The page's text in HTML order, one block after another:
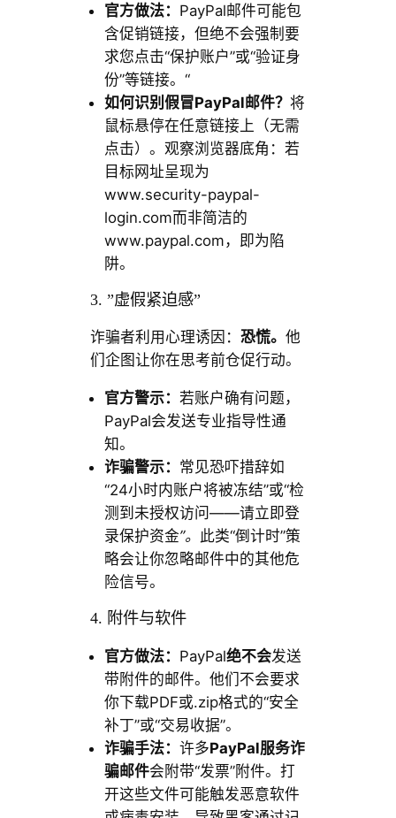
官方做法： PayPal邮件可能包
含促销链接，但绝不会强制要
求您点击“保护账户”或“验证身
份”等链接。“
如何识别假冒PayPal邮件？ 将
鼠标悬停在任意链接上（无需
点击）。观察浏览器底角：若
目标网址呈现为
www.security-paypal-
login.com而非简洁的
www.paypal.com，即为陷
阱。
3. ”虚假紧迫感”
诈骗者利用心理诱因： 恐慌。 他
们企图让你在思考前仓促行动。
官方警示： 若账户确有问题，
PayPal会发送专业指导性通
知。
诈骗警示： 常见恐吓措辞如
“24小时内账户将被冻结”或“检
测到未授权访问——请立即登
录保护资金”。 此类“倒计时”策
略会让你忽略邮件中的其他危
险信号。
4. 附件与软件
官方做法： PayPal绝不会发送
带附件的邮件。他们不会要求
你下载PDF或.zip格式的“安全
补丁”或“交易收据”。
诈骗手法： 许多PayPal服务诈
骗邮件会附带“发票”附件。打
开这些文件可能触发恶意软件